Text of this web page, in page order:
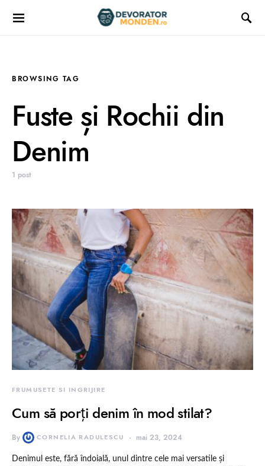
BROWSING TAG
Fuste și Rochii din
Denim
1 post
FRUMUSETE SI INGRIJIRE
Cum să porți denim în mod stilat?
By CORNELIA RADULESCU mai 23, 2024
Denimul este, fără îndoială, unul dintre cele mai versatile și